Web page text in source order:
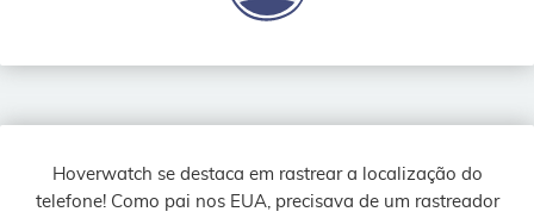
Hoverwatch se destaca em rastrear a localização do
telefone! Como pai nos EUA, precisava de um rastreador